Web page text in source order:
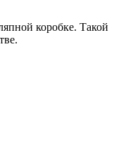
коробке. Такой